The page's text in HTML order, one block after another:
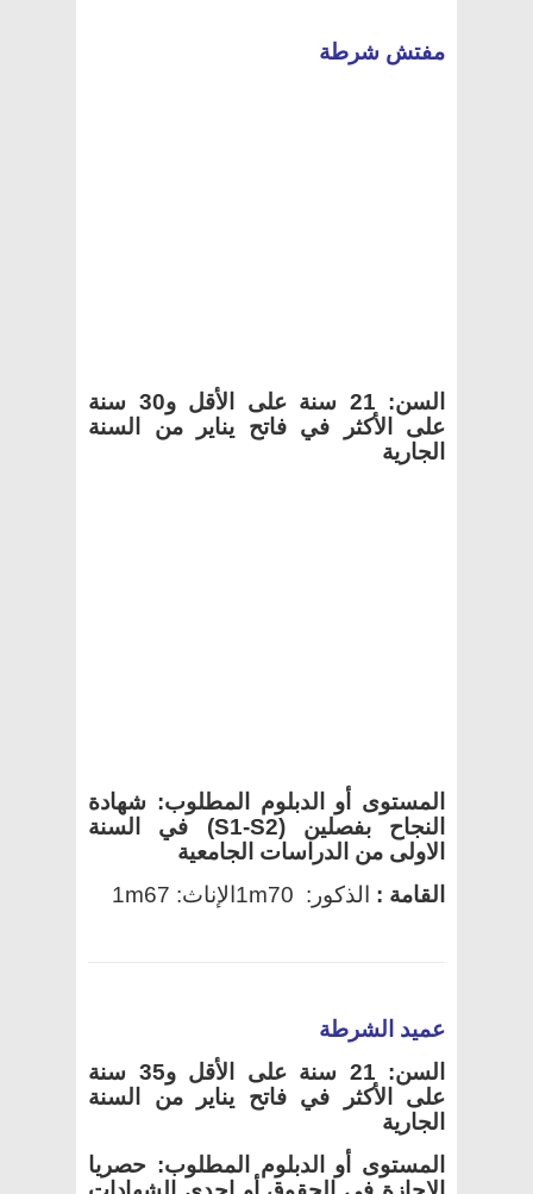
مفتش شرطة
السن: 21 سنة على الأقل و30 سنة
على الأكثر في فاتح يناير من السنة
الجارية
المستوى أو الدبلوم المطلوب: شهادة
النجاح بفصلين (S1-S2)
في السنة
الاولى من الدراسات الجامعية
القامة : الذكور: 1m70 الإناث: 1m67
عميد الشرطة
السن: 21 سنة على الأقل و35 سنة
على الأكثر في فاتح يناير من السنة
الجارية
المستوى أو الدبلوم المطلوب: حصريا